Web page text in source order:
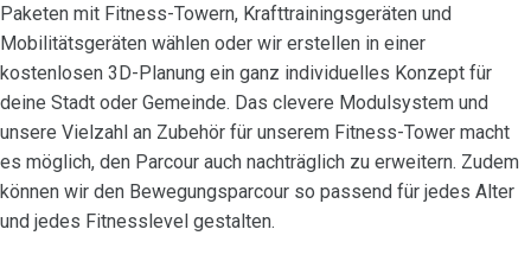
Paketen mit Fitness-Towern, Krafttrainingsgeräten und
Mobilitätsgeräten wählen oder wir erstellen in einer
kostenlosen 3D-Planung ein ganz individuelles Konzept für
deine Stadt oder Gemeinde. Das clevere Modulsystem und
unsere Vielzahl an Zubehör für unserem Fitness-Tower macht
es möglich, den Parcour auch nachträglich zu erweitern. Zudem
können wir den Bewegungsparcour so passend für jedes Alter
und jedes Fitnesslevel gestalten.